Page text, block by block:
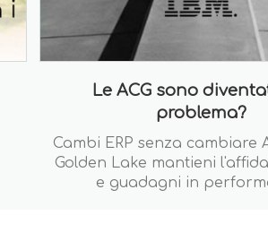
Le ACG sono
problema?
Cambi ERP senza cambiare
Golden Lake mantieni
e guadagni in